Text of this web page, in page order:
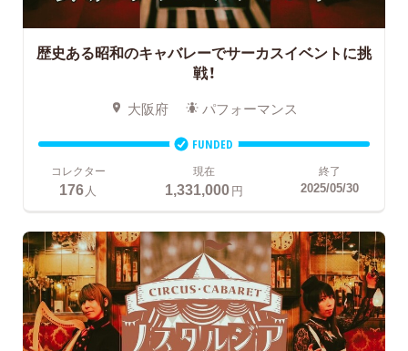
歴史ある昭和のキャバレーでサーカスイベントに挑
戦！
大阪府 パフォーマンス
FUNDED
コレクター
176人
現在
1,331,000円
終了
2025/05/30